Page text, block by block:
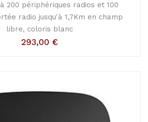
200 périphériques radios et 100
radio jusqu'à 1,7Km en champ
libre, coloris blanc
293,00 €